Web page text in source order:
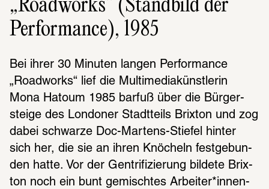
„Roadworks“ (Standbild der
Performance), 1985
Bei ihrer 30 Minu­ten langen Perfor­mance
„Road­works“ lief die Multi­me­dia­künst­le­rin
Mona Hatoum 1985 barfuß über die Bürger­
steige des Londo­ner Stadt­teils Brix­ton und zog
dabei schwarze Doc-Martens-Stie­fel hinter
sich her, die sie an ihren Knöcheln fest­ge­bun­
den hatte. Vor der Gentri­fi­zie­rung bildete Brix­
ton noch ein bunt gemisch­tes Arbei­ter*innen­